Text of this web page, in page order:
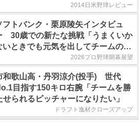
2014日米野球レビュー
フトバンク・栗原陵矢インタビュ
30歳での新たな挑戦「うまくいか
いときでも元気を出してチームのた
にやれるかを常に考えています」
2026プロ野球開幕展望
和歌山高・丹羽涼介(投手) 世代
目指す150キロ右腕「チームを勝
せられるピッチャーになりたい」
ドラフト逸材クローズアップ